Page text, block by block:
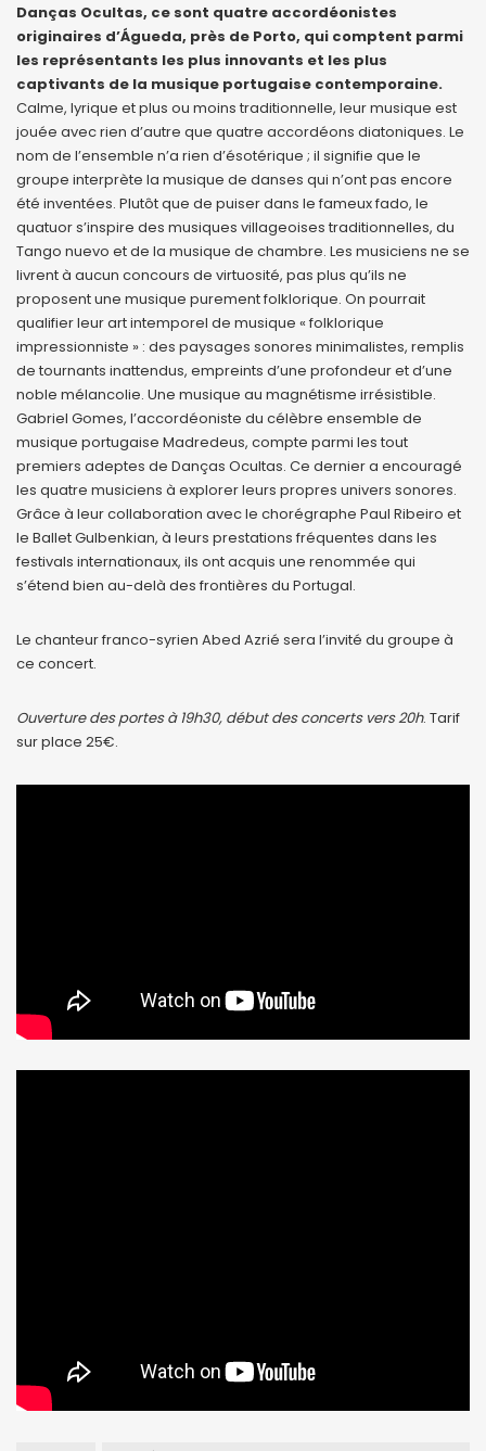
Danças Ocultas, ce sont quatre accordéonistes
originaires d’Águeda, près de Porto, qui comptent parmi
les représentants les plus innovants et les plus
captivants de la musique portugaise contemporaine.
Calme, lyrique et plus ou moins traditionnelle, leur musique est
jouée avec rien d’autre que quatre accordéons diatoniques. Le
nom de l’ensemble n’a rien d’ésotérique ; il signifie que le
groupe interprète la musique de danses qui n’ont pas encore
été inventées. Plutôt que de puiser dans le fameux fado, le
quatuor s’inspire des musiques villageoises traditionnelles, du
Tango nuevo et de la musique de chambre. Les musiciens ne se
livrent à aucun concours de virtuosité, pas plus qu’ils ne
proposent une musique purement folklorique. On pourrait
qualifier leur art intemporel de musique « folklorique
impressionniste » : des paysages sonores minimalistes, remplis
de tournants inattendus, empreints d’une profondeur et d’une
noble mélancolie. Une musique au magnétisme irrésistible.
Gabriel Gomes, l’accordéoniste du célèbre ensemble de
musique portugaise Madredeus, compte parmi les tout
premiers adeptes de Danças Ocultas. Ce dernier a encouragé
les quatre musiciens à explorer leurs propres univers sonores.
Grâce à leur collaboration avec le chorégraphe Paul Ribeiro et
le Ballet Gulbenkian, à leurs prestations fréquentes dans les
festivals internationaux, ils ont acquis une renommée qui
s’étend bien au-delà des frontières du Portugal.
Le chanteur franco-syrien Abed Azrié sera l’invité du groupe à
ce concert.
Ouverture des portes à 19h30, début des concerts vers 20h. Tarif
sur place 25€.